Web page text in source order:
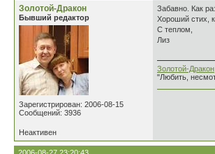
Золотой-Дракон
Бывший редактор
Зарегистрирован: 2006-08-15
Сообщений: 3936
Забавно. Как
Хороший стих,
С теплом,
Лиз
Золотой-Дракон
"Любить,
Неактивен